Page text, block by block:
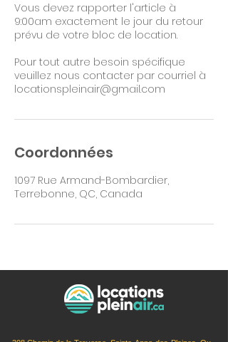
Vous devez rapporter l'article à
9:00am exactement le jour du retour
prévu de votre bloc de location.
Pour tout autre besoin spécifique
veuillez nous contacter par courriel à
locationspleinair@gmail.com
Coordonnées
1097 Rue Armand-Bombardier,
Terrebonne, QC, Canada